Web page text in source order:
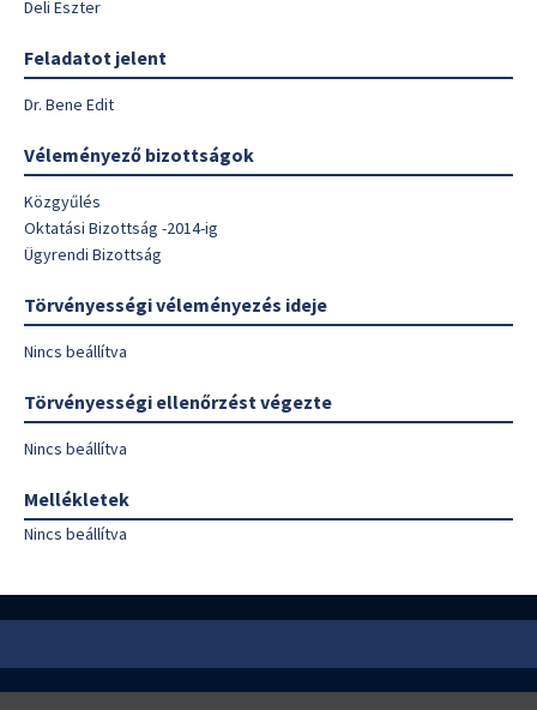
Deli Eszter
Feladatot jelent
Dr. Bene Edit
Véleményező bizottságok
Közgyűlés
Oktatási Bizottság -2014-ig
Ügyrendi Bizottság
Törvényességi véleményezés ideje
Nincs beállítva
Törvényességi ellenőrzést végezte
Nincs beállítva
Mellékletek
Nincs beállítva